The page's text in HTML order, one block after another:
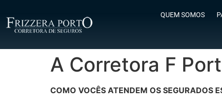
QUEM SOMOS
A Corretora F
COMO VOCÊS ATENDEM OS SEGURADOS